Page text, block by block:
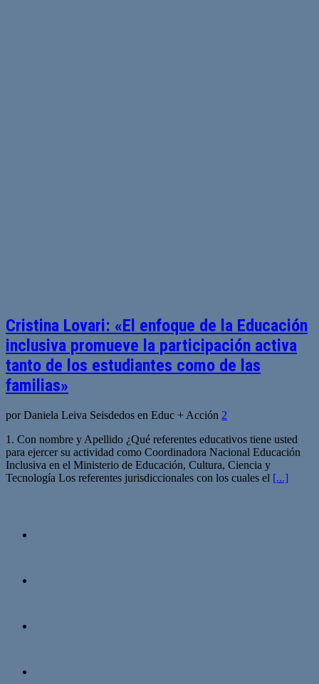
Cristina Lovari: «El enfoque de la Educación
inclusiva promueve la participación activa
tanto de los estudiantes como de las
familias»
por Daniela Leiva Seisdedos en Educ + Acción 2
1. Con nombre y Apellido ¿Qué referentes educativos tiene usted
para ejercer su actividad como Coordinadora Nacional Educación
Inclusiva en el Ministerio de Educación, Cultura, Ciencia y
Tecnología Los referentes jurisdiccionales con los cuales el [...]